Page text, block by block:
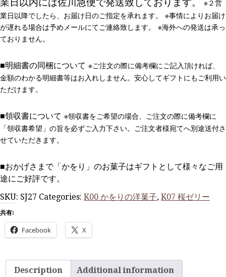
業日以内には佐川急便で発送致しております。
※２営
業日以降でしたら、お届け日のご指定を承れます。
※事情によりお届け
が遅れる場合は予めメールにてご連絡致します。
※海外への発送は承っ
ておりません。
■明細書の同梱について ※ご注文の際に備考欄にご記入頂ければ、
金額のわかる明細書等はお入れしません。安心してギフトにもご利用い
ただけます。
■領収書について ※領収書をご希望の場合、
ご注文の際に備考欄に
「領収書希望」の旨を必ずご入力下さい。ご注文者様宛てへ別途送付さ
せていただきます。
■おかげさまで「かをり」のお菓子はギフトとして様々なご用
途にご好評です。
SKU: SJ27 Categories: K00 かをりの洋菓子, K07 桜ゼリー
共有:
Facebook X
Description Additional information